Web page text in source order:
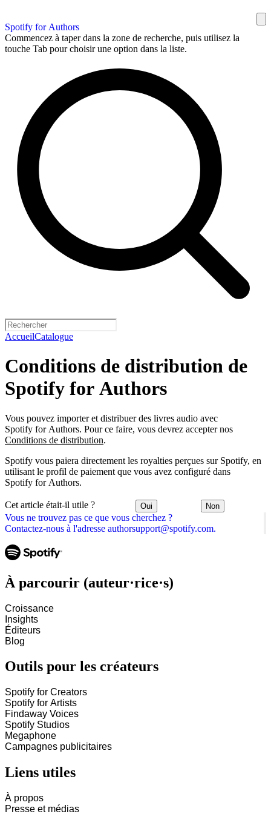
Spotify for Authors
Commencez à taper dans la zone de recherche, puis utilisez la
touche Tab pour choisir une option dans la liste.
AccueilCatalogue
Vous ne trouvez pas ce que vous cherchez ?
Contactez-nous à l'adresse authorsupport@spotify.com.
Conditions de distribution de
Spotify for Authors
Vous pouvez importer et distribuer des livres audio avec
Spotify for Authors. Pour ce faire, vous devrez accepter nos
Conditions de distribution.
Spotify vous paiera directement les royalties perçues sur Spotify, en
utilisant le profil de paiement que vous avez configuré dans
Spotify for Authors.
Cet article était-il utile ? Oui Non
À parcourir (auteur·rice·s)
Croissance
Insights
Éditeurs
Blog
Outils pour les créateurs
Spotify for Creators
Spotify for Artists
Findaway Voices
Spotify Studios
Megaphone
Campagnes publicitaires
Liens utiles
À propos
Presse et médias